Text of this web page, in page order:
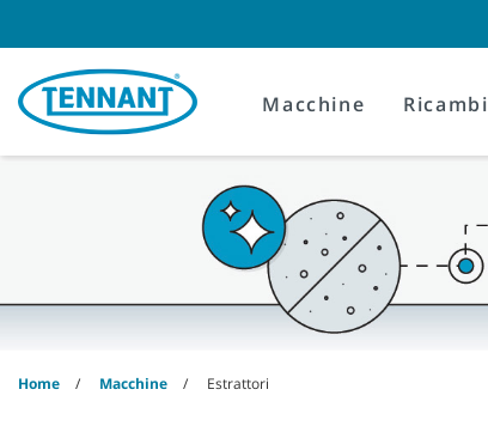
content
navigation
menu
Macchine Ricambi
Home Macchine Estrattori